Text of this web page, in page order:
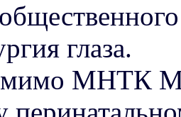
глаза.
МНТК